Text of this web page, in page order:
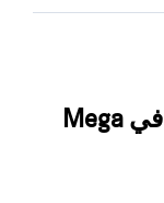
اعثر على نتائج أفضل لإقامتك في Mega